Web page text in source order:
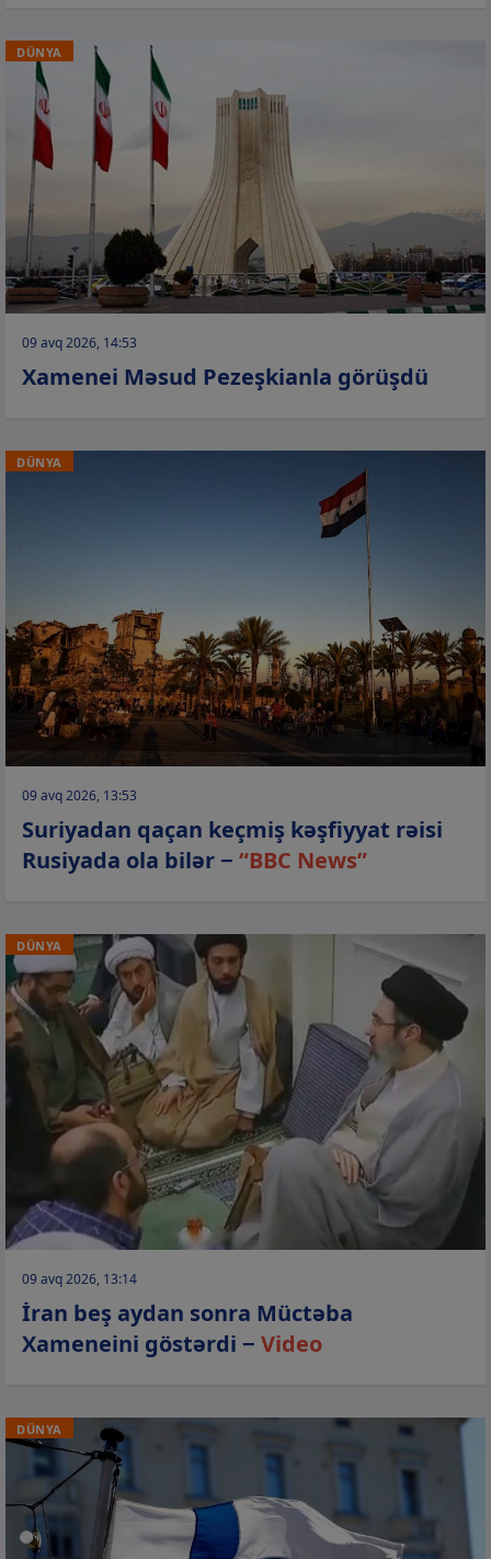
DÜNYA
09 avq 2026, 14:53
Xamenei Məsud Pezeşkianla görüşdü
DÜNYA
09 avq 2026, 13:53
Suriyadan qaçan keçmiş kəşfiyyat rəisi
Rusiyada ola bilər − “BBC News”
DÜNYA
09 avq 2026, 13:14
İran beş aydan sonra Müctəba
Xameneini göstərdi − Video
DÜNYA